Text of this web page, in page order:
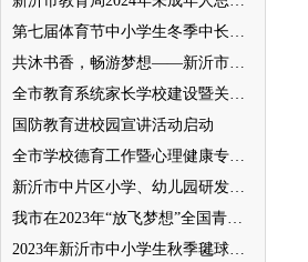
第七届体育节中小学生冬季中长跑、跳绳比赛举行
共沐书香，畅游梦想——新沂市缔造完美教室名师工作室到唐店尚营小学捐赠图书
全市教育系统家长学校建设暨关工委优质化创建工作推进会召开
国防教育进校园宣讲活动启动
全市学校德育工作暨心理健康专项督导迎检会议召开
新沂市中片区小学、幼儿园研发卓越课程暨班主任素养提升培训活动举行
我市在2023年“放飞梦想”全国青少年纸飞机教育竞赛（江苏省总决赛）获得佳绩
2023年新沂市中小学生秋季毽球比赛举行